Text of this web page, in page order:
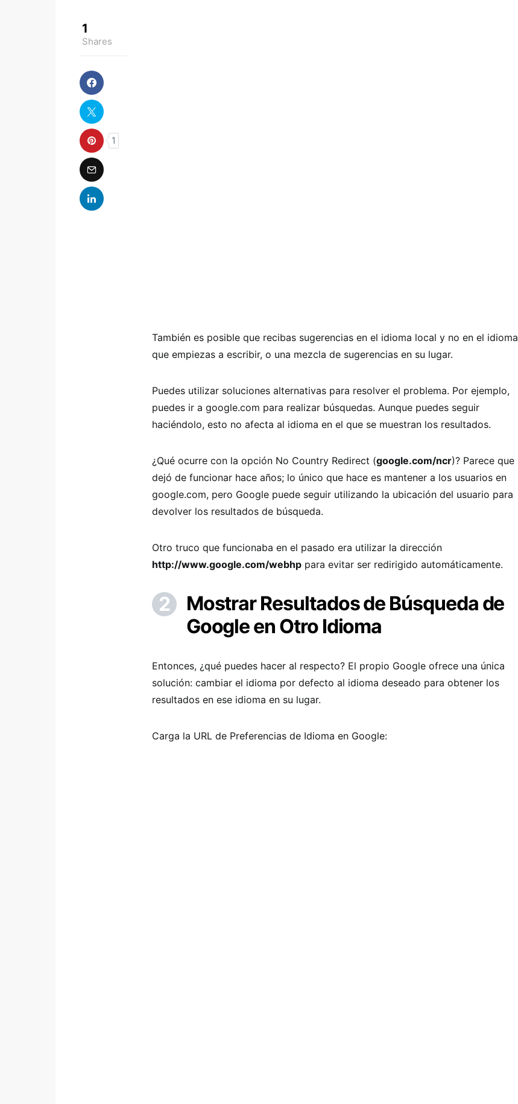
1
Shares
1
También es posible que recibas sugerencias en el idioma local y no en el idioma
que empiezas a escribir, o una mezcla de sugerencias en su lugar.
Puedes utilizar soluciones alternativas para resolver el problema. Por ejemplo,
puedes ir a google.com para realizar búsquedas. Aunque puedes seguir
haciéndolo, esto no afecta al idioma en el que se muestran los resultados.
¿Qué ocurre con la opción No Country Redirect (google.com/ncr)? Parece que
dejó de funcionar hace años; lo único que hace es mantener a los usuarios en
google.com, pero Google puede seguir utilizando la ubicación del usuario para
devolver los resultados de búsqueda.
Otro truco que funcionaba en el pasado era utilizar la dirección
http://www.google.com/webhp para evitar ser redirigido automáticamente.
Mostrar Resultados de Búsqueda de
Google en Otro Idioma
Entonces, ¿qué puedes hacer al respecto? El propio Google ofrece una única
solución: cambiar el idioma por defecto al idioma deseado para obtener los
resultados en ese idioma en su lugar.
Carga la URL de Preferencias de Idioma en Google: